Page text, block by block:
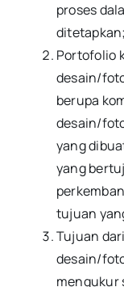
proses
ditetapkan;
Portofolio
desain/
berupa
desain/
yang
yang
tujuan
Tujuan
desain/
mengukur